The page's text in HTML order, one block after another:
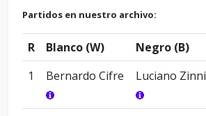
Partidos en nuestro archivo:
R Blanco (W) Negro (B)
1
Bernardo Cifre Luciano Zinni